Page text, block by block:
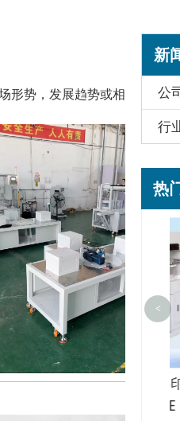
形势，发展趋势或相
新
公
行
热
智能化单色移印设备OP-
<